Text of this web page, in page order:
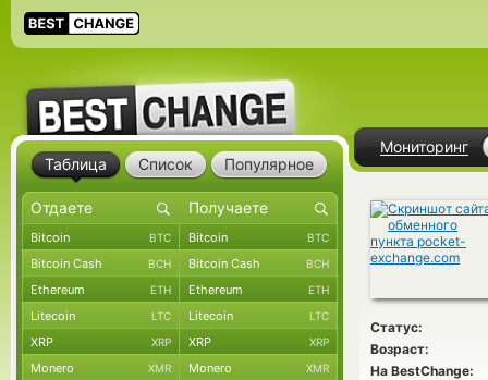
Мониторинг
Статус:
Возраст:
На BestChange:
Таблица Список Популярное
Bitcoin BTC Bitcoin BTC
Bitcoin Cash BCH Bitcoin Cash BCH
Ethereum ETH Ethereum ETH
Litecoin LTC Litecoin LTC
XRP XRP XRP XRP
Monero XMR Monero XMR